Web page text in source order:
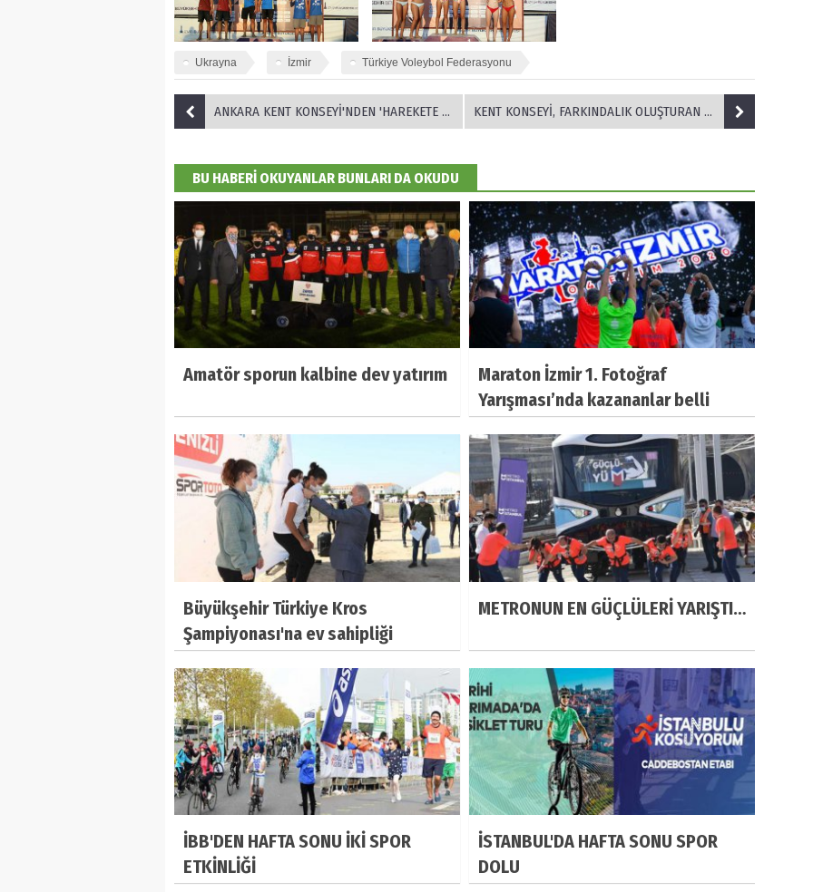
Ukrayna İzmir Türkiye Voleybol Federasyonu
ANKARA KENT KONSEYİ'NDEN 'HAREKETE GEÇİYORUZ' ETKİNLİĞİ KENT KONSEYİ, FARKINDALIK OLUŞTURAN ETKİNLİKLERİNE DEVAM EDİYOR
BU HABERİ OKUYANLAR BUNLARI DA OKUDU
Amatör sporun kalbine dev yatırım
Maraton İzmir 1. Fotoğraf
Yarışması’nda kazananlar belli
Büyükşehir Türkiye Kros
Şampiyonası'na ev sahipliği
METRONUN EN GÜÇLÜLERİ YARIŞTI…
İBB'DEN HAFTA SONU İKİ SPOR
ETKİNLİĞİ
İSTANBUL'DA HAFTA SONU SPOR
DOLU